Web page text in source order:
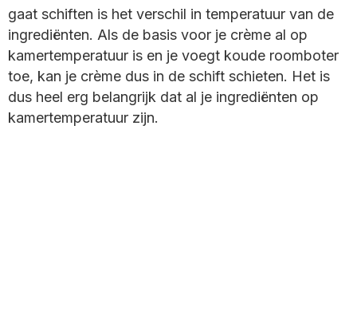
gaat schiften is het verschil in temperatuur van de
ingrediënten. Als de basis voor je crème al op
kamertemperatuur is en je voegt koude roomboter
toe, kan je crème dus in de schift schieten. Het is
dus heel erg belangrijk dat al je ingrediënten op
kamertemperatuur zijn.